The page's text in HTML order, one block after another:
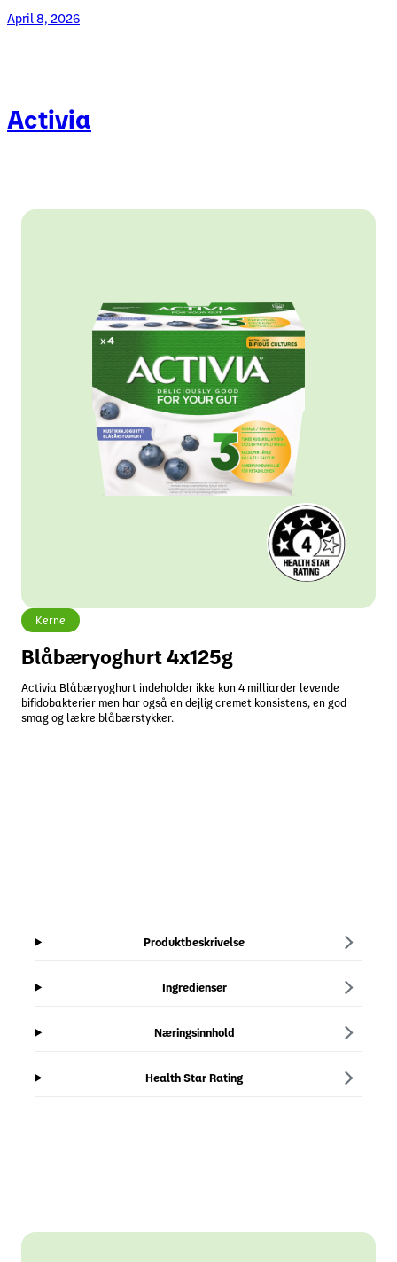
April 8, 2026
Activia
Kerne
Blåbæryoghurt 4x125g
Activia Blåbæryoghurt indeholder ikke kun 4 milliarder levende
bifidobakterier men har også en dejlig cremet konsistens, en god
smag og lækre blåbærstykker.
Produktbeskrivelse
Ingredienser
Næringsinnhold
Health Star Rating